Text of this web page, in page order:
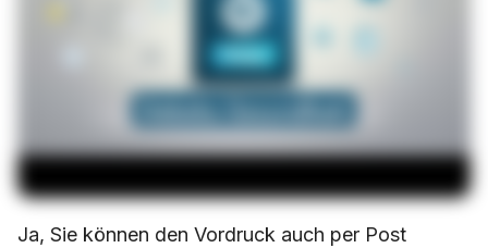
Ja, Sie können den Vordruck auch per Post